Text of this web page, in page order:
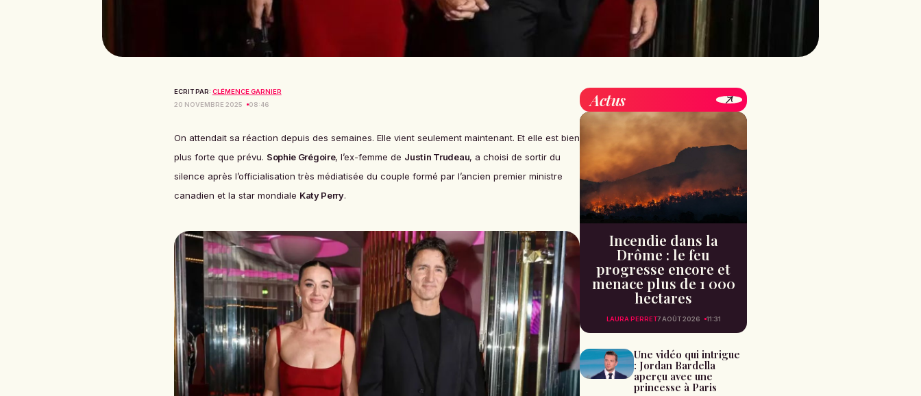
ECRIT PAR: CLÉMENCE GARNIER
20 NOVEMBRE 2025
08:46
On attendait sa réaction depuis des semaines. Elle vient seulement maintenant. Et elle est bien
plus forte que prévu. Sophie Grégoire, l’ex-femme de Justin Trudeau, a choisi de sortir du
silence après l’officialisation très médiatisée du couple formé par l’ancien premier ministre
canadien et la star mondiale Katy Perry.
Actus
Incendie dans la
Drôme : le feu
progresse encore et
menace plus de 1 000
hectares
LAURA PERRET7 AOÛT 2026 11:31
Une vidéo qui intrigue
: Jordan Bardella
aperçu avec une
princesse à Paris